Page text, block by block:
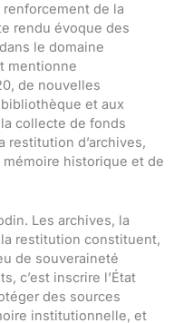
de la
rendu évoque des
le domaine
mentionne
de nouvelles
et aux
collecte de fonds
restitution d’archives,
historique et de
Les archives, la
restitution constituent,
de souveraineté
c’est inscrire l’État
des sources
institutionnelle, et